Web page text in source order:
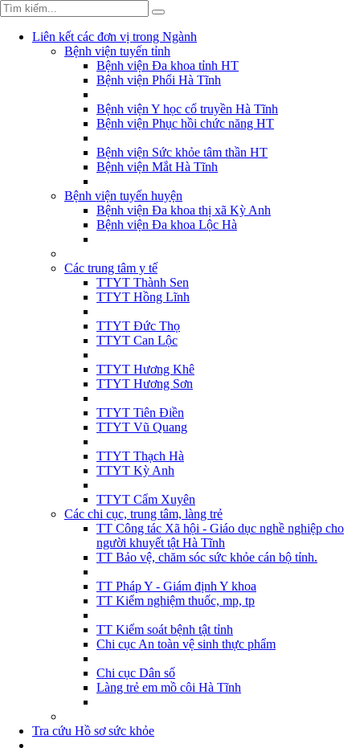
Liên kết các đơn vị trong Ngành
Bệnh viện tuyến tỉnh
Bệnh viện Đa khoa tỉnh HT
Bệnh viện Phổi Hà Tĩnh
Bệnh viện Y học cổ truyền Hà Tĩnh
Bệnh viện Phục hồi chức năng HT
Bệnh viện Sức khỏe tâm thần HT
Bệnh viện Mắt Hà Tĩnh
Bệnh viện tuyến huyện
Bệnh viện Đa khoa thị xã Kỳ Anh
Bệnh viện Đa khoa Lộc Hà
Các trung tâm y tế
TTYT Thành Sen
TTYT Hồng Lĩnh
TTYT Đức Thọ
TTYT Can Lộc
TTYT Hương Khê
TTYT Hương Sơn
TTYT Tiên Điền
TTYT Vũ Quang
TTYT Thạch Hà
TTYT Kỳ Anh
TTYT Cẩm Xuyên
Các chi cục, trung tâm, làng trẻ
TT Công tác Xã hội - Giáo dục nghề nghiệp cho
người khuyết tật Hà Tĩnh
TT Bảo vệ, chăm sóc sức khỏe cán bộ tỉnh.
TT Pháp Y - Giám định Y khoa
TT Kiểm nghiệm thuốc, mp, tp
TT Kiểm soát bệnh tật tỉnh
Chi cục An toàn vệ sinh thực phẩm
Chi cục Dân số
Làng trẻ em mồ côi Hà Tĩnh
Tra cứu Hồ sơ sức khỏe